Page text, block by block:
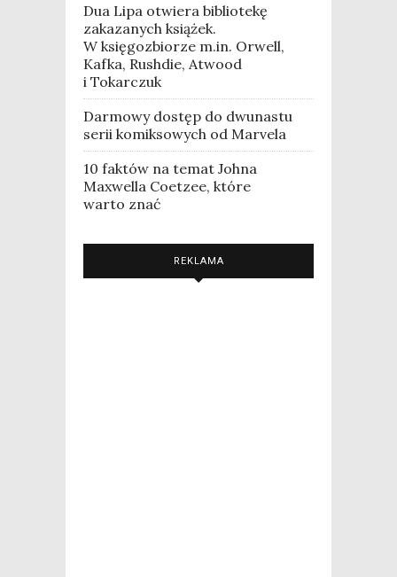
Dua Lipa otwiera bibliotekę
zakazanych książek.
W księgozbiorze m.in. Orwell,
Kafka, Rushdie, Atwood
i Tokarczuk
Darmowy dostęp do dwunastu
serii komiksowych od Marvela
10 faktów na temat Johna
Maxwella Coetzee, które
warto znać
REKLAMA